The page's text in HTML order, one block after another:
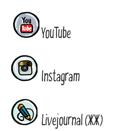
YouTube
Instagram
Livejournal (ЖЖ)